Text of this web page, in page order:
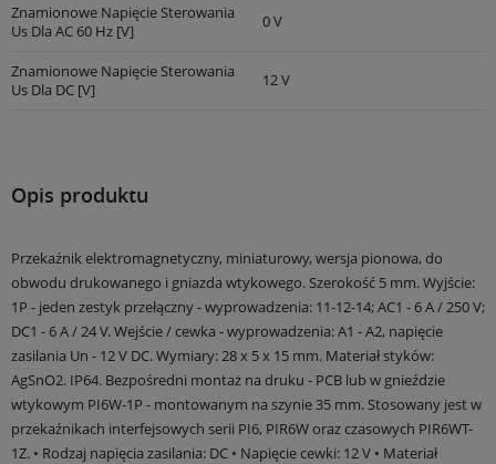
Znamionowe Napięcie Sterowania
Us Dla AC 60 Hz [V]
0 V
Znamionowe Napięcie Sterowania
Us Dla DC [V]
12 V
Opis produktu
Przekaźnik elektromagnetyczny, miniaturowy, wersja pionowa, do
obwodu drukowanego i gniazda wtykowego. Szerokość 5 mm. Wyjście:
1P - jeden zestyk przełączny - wyprowadzenia: 11-12-14; AC1 - 6 A / 250 V;
DC1 - 6 A / 24 V. Wejście / cewka - wyprowadzenia: A1 - A2, napięcie
zasilania Un - 12 V DC. Wymiary: 28 x 5 x 15 mm. Materiał styków:
AgSnO2. IP64. Bezpośredni montaż na druku - PCB lub w gnieździe
wtykowym PI6W-1P - montowanym na szynie 35 mm. Stosowany jest w
przekaźnikach interfejsowych serii PI6, PIR6W oraz czasowych PIR6WT-
1Z. • Rodzaj napięcia zasilania: DC • Napięcie cewki: 12 V • Materiał